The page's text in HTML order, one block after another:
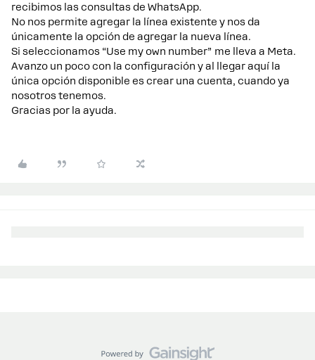
recibimos las consultas de WhatsApp.
No nos permite agregar la línea existente y nos da
únicamente la opción de agregar la nueva línea.
Si seleccionamos “Use my own number” me lleva a Meta.
Avanzo un poco con la configuración y al llegar aquí la
única opción disponible es crear una cuenta, cuando ya
nosotros tenemos.
Gracias por la ayuda.